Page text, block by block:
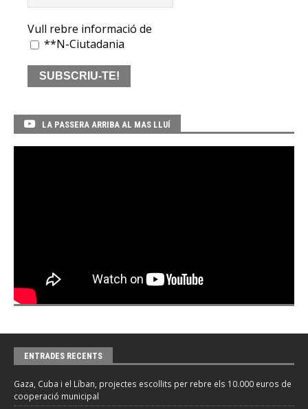
Vull rebre informació de
**N-Ciutadania
LA PASSERA ARRIBA AL MAS LLUÍ
ENTRADES RECENTS
Gaza, Cuba i el Líban, projectes escollits per rebre els 10.000 euros de
cooperació municipal